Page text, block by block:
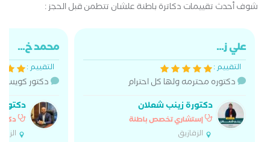
شوف أحدث تقييمات دكاترة باطنة علشان تتطمن قبل الحجز :
علي ز...
التقييم :
دكتوره محترمه ولها كل احترام
دكتورة زينب شعلان
إستشاري تخصص باطنة
الزقازيق
محمد خ...
التقييم :
دكتور كويس
دكتور